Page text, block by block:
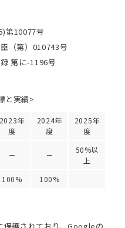
第10077号
（第）010743号
第に-1196号
と実績>
2023年
度
2024年
度
2025年
度
－ －
50%以
上
100% 100%